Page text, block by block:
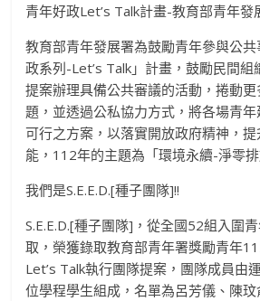
青年好政Let’s Talk計畫-教育部青年發
教育部青年發展署為鼓勵青年參與公
政系列-Let’s Talk」計畫，鼓勵民間組
提案辦理具備公共審議的活動，捲動
題，並透過公私協力方式，將各場青
可行之方案，以落實開放政府精神，
能，112年的主題為「環境永續-淨零排
我們是S.E.E.D.[種子團隊]!!
S.E.E.D.[種子團隊]，從全國52組入圍
取，榮獲錄取教育部青年署獎勵青年
Let’s Talk執行團隊提案，團隊成員由
位學程學生組成，名單為呂芳儀、陳